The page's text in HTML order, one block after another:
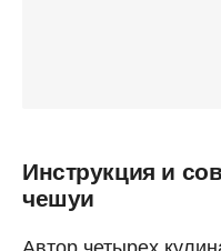
Инструкция и
чешуи